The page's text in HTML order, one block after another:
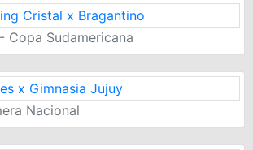
Cristal x Bragantino
Copa Sudamericana
x Gimnasia Jujuy
Nacional